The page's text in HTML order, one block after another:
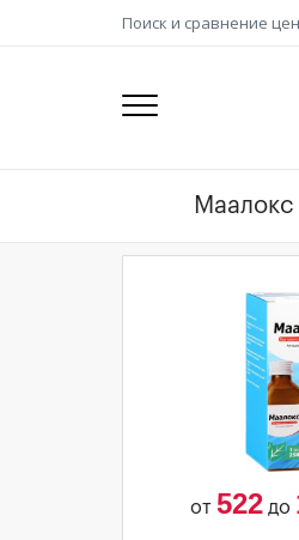
Поиск и сравнение
от 522до